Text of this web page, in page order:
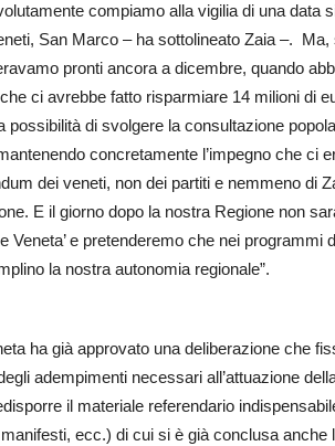
compiamo alla vigilia di una data
San Marco – ha sottolineato Zaia –.
pronti ancora a dicembre, quando
che ci avrebbe fatto risparmiare 14 milioni di
possibilità di svolgere la consultazione
concretamente l’impegno che ci
dei veneti, non dei partiti e nemmeno di
E il giorno dopo la nostra Regione non
Veneta’ e pretenderemo che nei
la nostra autonomia regionale”.
ha già approvato una deliberazione che
adempimenti necessari all’attuazione
il materiale referendario
ecc.) di cui si è già conclusa anche